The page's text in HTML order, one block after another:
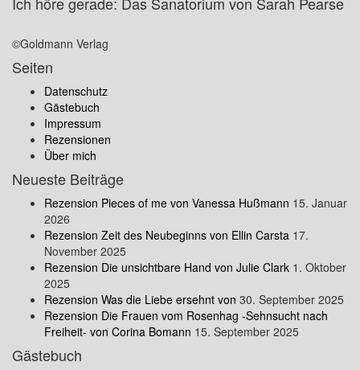
©Goldmann Verlag
Seiten
Datenschutz
Gästebuch
Impressum
Rezensionen
Über mich
Neueste Beiträge
Rezension Pieces of me von Vanessa Hußmann 15. Januar
2026
Rezension Zeit des Neubeginns von Ellin Carsta 17.
November 2025
Rezension Die unsichtbare Hand von Julie Clark 1. Oktober
2025
Rezension Was die Liebe ersehnt von 30. September 2025
Rezension Die Frauen vom Rosenhag -Sehnsucht nach
Freiheit- von Corina Bomann 15. September 2025
Gästebuch